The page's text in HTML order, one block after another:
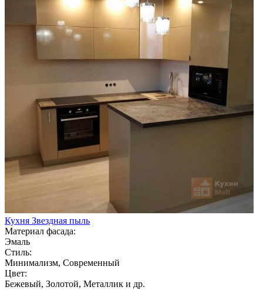
Кухня Звездная пыль
Материал фасада:
Эмаль
Стиль:
Минимализм, Современный
Цвет:
Бежевый, Золотой, Металлик и др.